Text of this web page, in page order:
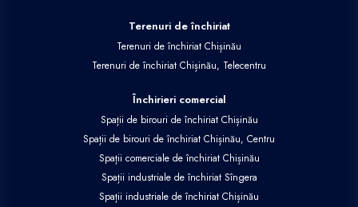
Terenuri de închiriat
Terenuri de închiriat Chișinău
Terenuri de închiriat Chișinău, Telecentru
Închirieri comercial
Spații de birouri de închiriat Chișinău
Spații de birouri de închiriat Chișinău, Centru
Spații comerciale de închiriat Chișinău
Spații industriale de închiriat Sîngera
Spații industriale de închiriat Chișinău